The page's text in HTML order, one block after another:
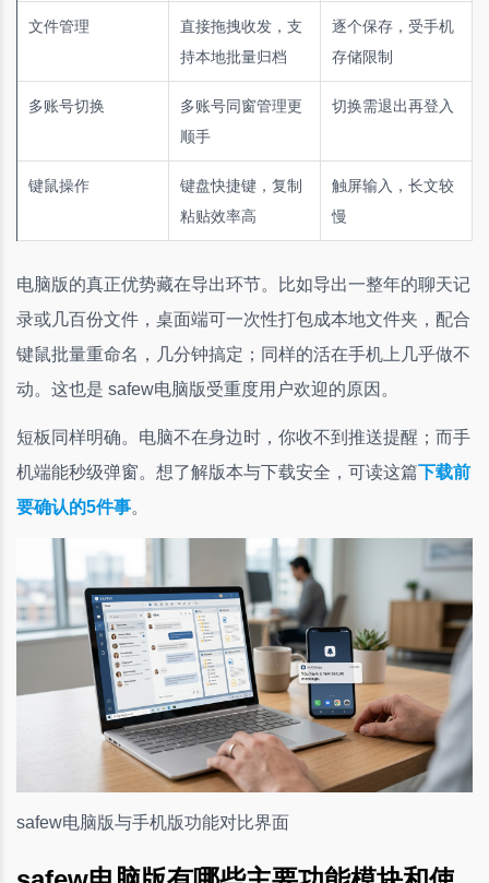
文件管理
直接拖拽收发，支
持本地批量归档
逐个保存，受手机
存储限制
多账号切换
多账号同窗管理更
顺手
切换需退出再登入
键鼠操作
键盘快捷键，复制
粘贴效率高
触屏输入，长文较
慢
电脑版的真正优势藏在导出环节。比如导出一整年的聊天记
录或几百份文件，桌面端可一次性打包成本地文件夹，配合
键鼠批量重命名，几分钟搞定；同样的活在手机上几乎做不
动。这也是 safew电脑版受重度用户欢迎的原因。
短板同样明确。电脑不在身边时，你收不到推送提醒；而手
机端能秒级弹窗。想了解版本与下载安全，可读这篇下载前
要确认的5件事。
safew电脑版与手机版功能对比界面